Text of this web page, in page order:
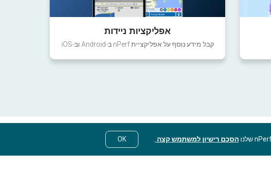
אפליקציות ניידות
קבל מידע נוסף על אפליקציית nPerf ב-Android וב-iOS
הסכם רישיון למשתמש קצה OK